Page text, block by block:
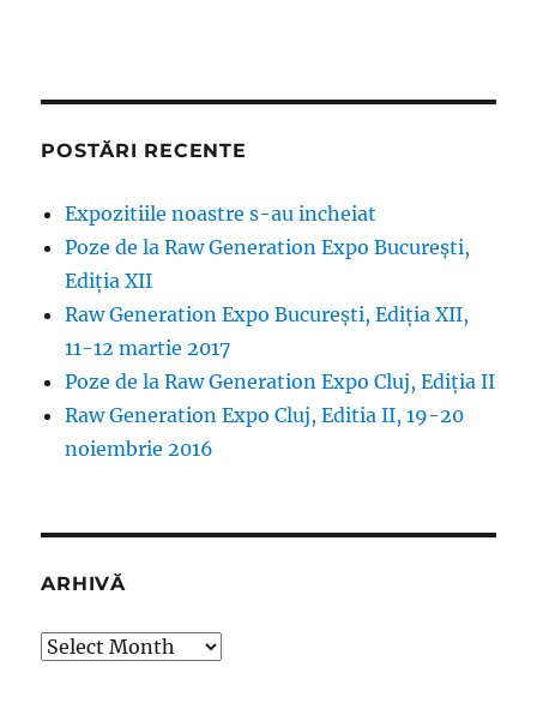
POSTĂRI RECENTE
Expozitiile noastre s-au incheiat
Poze de la Raw Generation Expo București,
Ediția XII
Raw Generation Expo București, Ediția XII,
11-12 martie 2017
Poze de la Raw Generation Expo Cluj, Ediția II
Raw Generation Expo Cluj, Editia II, 19-20
noiembrie 2016
ARHIVĂ
Arhivă